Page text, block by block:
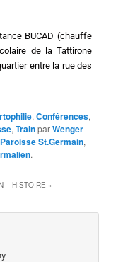
BUCAD (chauffe
de la Tattirone
entre la rue des
,Conférences,
,TrainparWenger
Paroisse St.Germain,
.
– HISTOIRE »